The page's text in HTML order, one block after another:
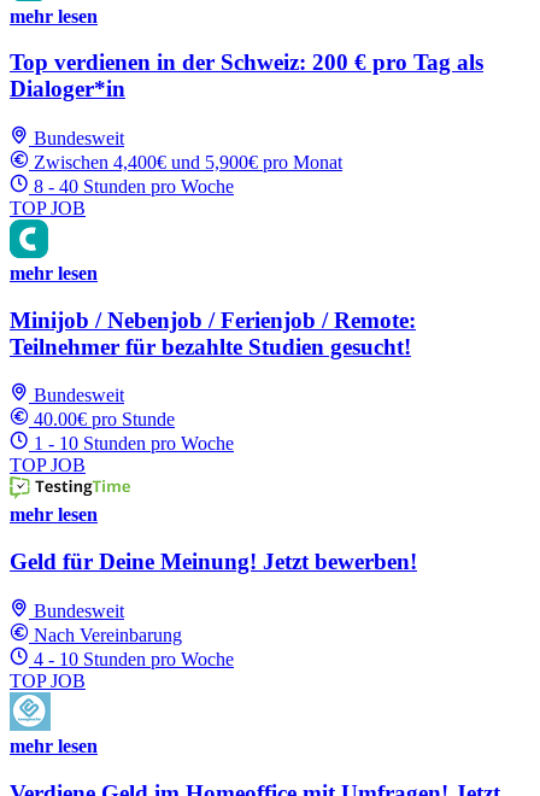
mehr lesen
Top verdienen in der Schweiz: 200 € pro Tag als
Dialoger*in
Bundesweit
Zwischen 4,400€ und 5,900€ pro Monat
8 - 40 Stunden pro Woche
TOP JOB
mehr lesen
Minijob / Nebenjob / Ferienjob / Remote:
Teilnehmer für bezahlte Studien gesucht!
Bundesweit
40.00€ pro Stunde
1 - 10 Stunden pro Woche
TOP JOB
mehr lesen
Geld für Deine Meinung! Jetzt bewerben!
Bundesweit
Nach Vereinbarung
4 - 10 Stunden pro Woche
TOP JOB
mehr lesen